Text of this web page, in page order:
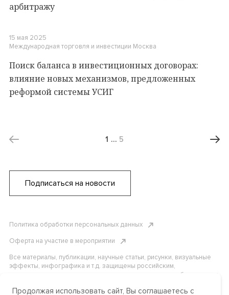
арбитражу
15 мая 2025
Международная торговля и инвестиции Москва
Поиск баланса в инвестиционных договорах:
влияние новых механизмов, предложенных
реформой системы УСИГ
1 … 5
Подписаться на новости
Политика обработки персональных данных
Оферта на участие в мероприятии
Все материалы, публикации, научные статьи, рисунки, визуальные
эффекты, инфографика и т.д. защищены российским,
американским и международным законодательством об авторском
материалов без письменного разрешения АНО «Центр
Продолжая использовать сайт, Вы соглашаетесь с